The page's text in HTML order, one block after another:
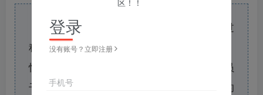
近期，我市迎来一次较明显降雨天气过
程。面对此次强降雨，区委区
快速反应，科学调度，各级各部门及广大党员
干部闻“汛”而动，按照统一指挥、统一调度的
登录
没有账号？立即注册
手机号